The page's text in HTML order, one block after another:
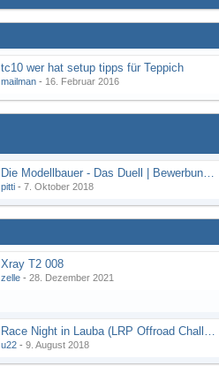
tc10 wer hat setup tipps für Teppich
mailman - 16. Februar 2016
Die Modellbauer - Das Duell | Bewerbung für neue Staffel bei DMAX *Werbung*
pitti - 7. Oktober 2018
Xray T2 008
zelle - 28. Dezember 2021
Race Night in Lauba (LRP Offroad Challenge und freie Klassen) 25/26.08
u22 - 9. August 2018